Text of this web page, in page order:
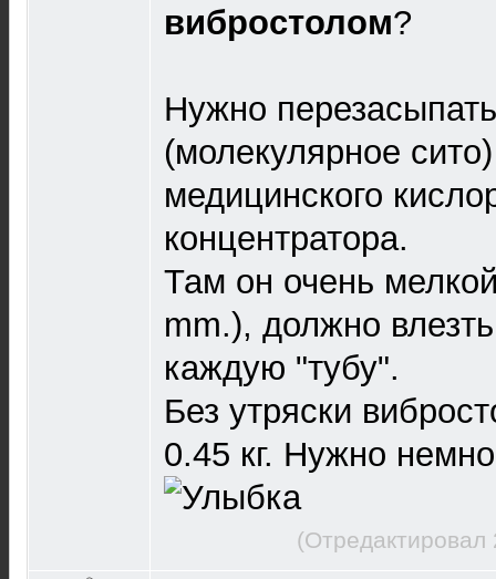
вибростолом?
Нужно
(молекулярное
медицинского
концентратора.
Там он очень
mm.), должно
каждую "тубу".
Без утряски
0.45 кг. Нужно